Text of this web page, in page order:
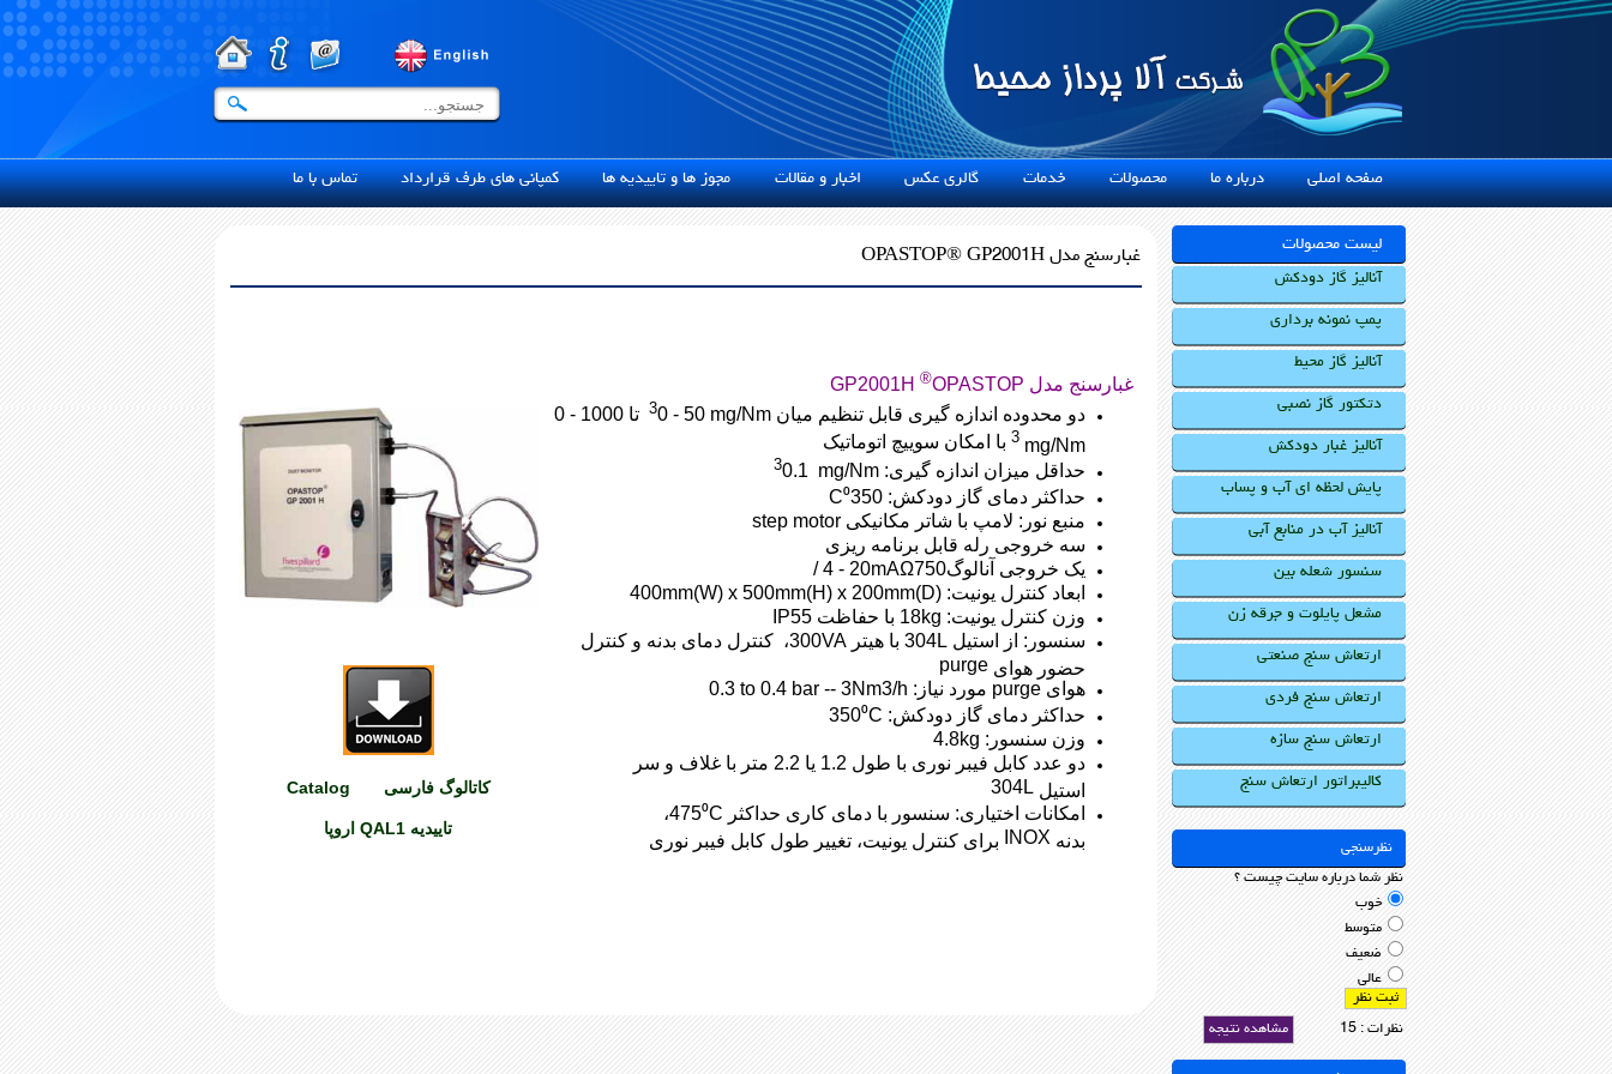
صفحه اصلیدرباره مامحصولاتخدماتگالری عکساخبار و مقالاتمجوز ها و تاییدیه هاکمپانی های طرف قراردادتماس با ما
غبارسنج مدل OPASTOP® GP2001H
غبارسنج مدل OPASTOP
®
GP2001H
دو محدوده اندازه گیری قابل تنظیم میان0 - 50 mg/Nm
3 تا0 - 1000
mg/Nm
3 با امکان سوییچ اتوماتیک
حداقل میزان اندازه گیری:0.1 mg/Nm
3
حداکثر دمای گاز دودکش:350
⁰
C
منبع نور: لامپ با شاتر مکانیکیstep motor
سه خروجی رله قابل برنامه ریزی
یک خروجی آنالوگ750
Ω
/ 4 - 20mA
ابعاد کنترل یونیت:400mm(W) x 500mm(H) x 200mm(D)
وزن کنترل یونیت: 18kg با حفاظتIP55
سنسور: از استیل 304L با هیتر300VA، کنترل دمای بدنه و کنترل
حضور هوایpurge
هوایpurge مورد نیاز: 0.3 to 0.4 bar -- 3Nm3/h
حداکثر دمای گاز دودکش: 350⁰C
وزن سنسور: 4.8kg
دو عدد کابل فیبر نوری با طول 1.2 یا 2.2 متر با غلاف و سر
استیل304L
امکانات اختیاری: سنسور با دمای کاری حداکثر 475⁰C،
بدنه INOX برای کنترل یونیت، تغییر طول کابل فیبر نوری
کاتالوگ فارسی Catalog
تاییدیه QAL1 اروپا
لیست محصولات
آنالیز گاز دودکش
پمپ نمونه برداری
آنالیز گاز محیط
دتکتور گاز نصبی
آنالیز غبار دودکش
پایش لحظه ای آب و پساب
آنالیز آب در منابع آبی
سنسور شعله بین
مشعل پایلوت و جرقه زن
ارتعاش سنج صنعتی
ارتعاش سنج فردی
ارتعاش سنج سازه
کالیبراتور ارتعاش سنج
نظرسنجی
نظر شما درباره سایت چیست ؟
خوب
متوسط
ضعیف
عالی
نظرات : 15 مشاهده نتیجه